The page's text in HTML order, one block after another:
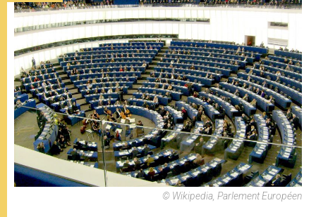
© Wikipedia, Parlement Européen